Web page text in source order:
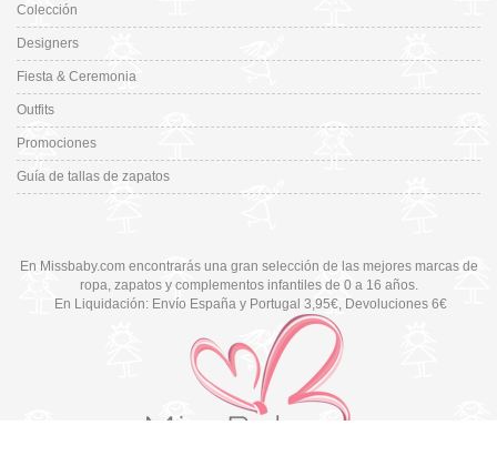
Colección
Designers
Fiesta & Ceremonia
Outfits
Promociones
Guía de tallas de zapatos
En Missbaby.com encontrarás una gran selección de las mejores marcas de
ropa, zapatos y complementos infantiles de 0 a 16 años.
En Liquidación: Envío España y Portugal 3,95€, Devoluciones 6€